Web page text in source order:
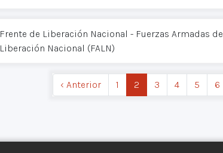
Frente de Liberación Nacional - Fuerzas Armadas de
Liberación Nacional (FALN)
‹ Anterior 1 2 3 4 5 6